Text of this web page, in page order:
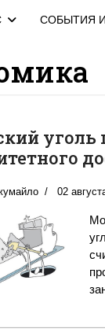
СОБЫТИЯ
уголь
02